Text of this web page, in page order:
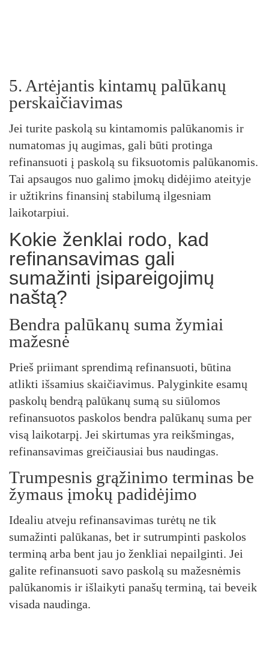
5. Artėjantis kintamų palūkanų
perskaičiavimas
Jei turite paskolą su kintamomis palūkanomis ir
numatomas jų augimas, gali būti protinga
refinansuoti į paskolą su fiksuotomis palūkanomis.
Tai apsaugos nuo galimo įmokų didėjimo ateityje
ir užtikrins finansinį stabilumą ilgesniam
laikotarpiui.
Kokie ženklai rodo, kad
refinansavimas gali
sumažinti įsipareigojimų
naštą?
Bendra palūkanų suma žymiai
mažesnė
Prieš priimant sprendimą refinansuoti, būtina
atlikti išsamius skaičiavimus. Palyginkite esamų
paskolų bendrą palūkanų sumą su siūlomos
refinansuotos paskolos bendra palūkanų suma per
visą laikotarpį. Jei skirtumas yra reikšmingas,
refinansavimas greičiausiai bus naudingas.
Trumpesnis grąžinimo terminas be
žymaus įmokų padidėjimo
Idealiu atveju refinansavimas turėtų ne tik
sumažinti palūkanas, bet ir sutrumpinti paskolos
terminą arba bent jau jo ženkliai nepailginti. Jei
galite refinansuoti savo paskolą su mažesnėmis
palūkanomis ir išlaikyti panašų terminą, tai beveik
visada naudinga.